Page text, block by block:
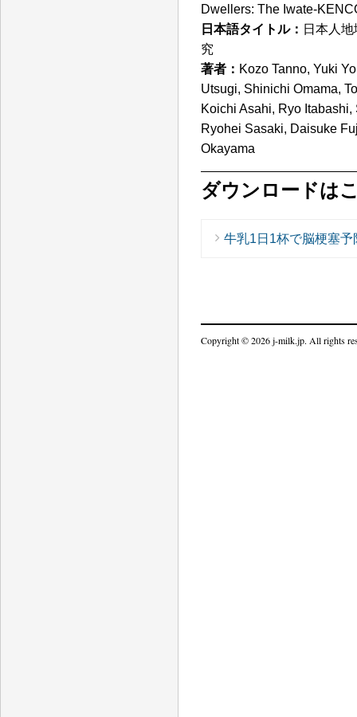
Dwellers: The Iwate-
日本語タイトル： 日本人
究
著者： Kozo Tanno, Yuki
Utsugi, Shinichi Omama,
Koichi Asahi, Ryo
Ryohei Sasaki, Daisuke
Okayama
ダウンロードは
牛乳1日1杯で脳梗塞
Copyright © 2026 j-milk.jp. All rights